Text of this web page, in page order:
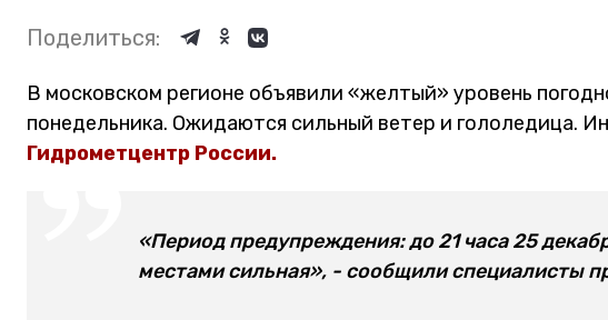
Поделиться:
В московском регионе объявили «желтый» уровень
понедельника. Ожидаются сильный ветер и гололедица.
Гидрометцентр России.
«Период предупреждения: до 21 часа 25
местами сильная», - сообщили специалисты